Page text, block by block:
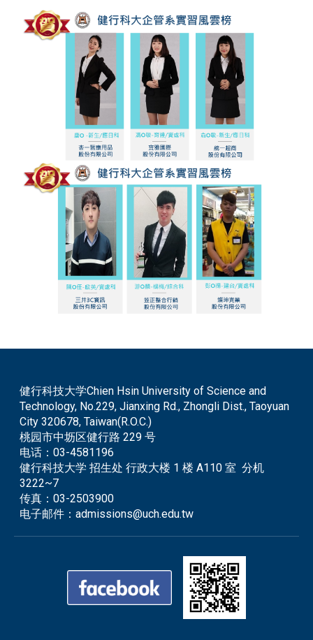
健行科技大学Chien Hsin University of Science and
Technology, No.229, Jianxing Rd., Zhongli Dist., Taoyuan
City 320678, Taiwan(R.O.C.)
桃园市中坜区健行路 229 号
电话：03-4581196
健行科技大学 招生处 行政大楼 1 楼 A110 室 分机
3222~7
传真：03-2503900
电子邮件：admissions@uch.edu.tw